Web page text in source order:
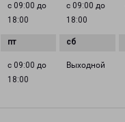
с 09:00 до
18:00
с 09:00 до
18:00
с 09:00 до
18:00
Выходной